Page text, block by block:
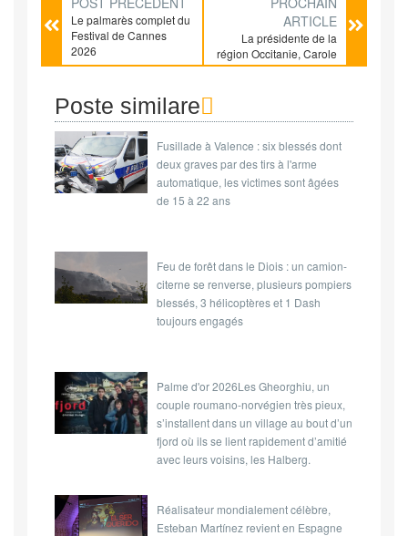
Le palmarès complet du
Festival de Cannes
2026
ARTICLE
La présidente de la
région Occitanie, Carole
Delga, a annoncé
firme britannique
Paragon-ID, qui produira
des puces RFID.
Poste similare
Fusillade à Valence : six blessés dont
deux graves par des tirs à l'arme
automatique, les victimes sont âgées
de 15 à 22 ans
Feu de forêt dans le Diois : un camion-
citerne se renverse, plusieurs pompiers
blessés, 3 hélicoptères et 1 Dash
toujours engagés
Palme d'or 2026Les Gheorghiu, un
couple roumano-norvégien très pieux,
s’installent dans un village au bout d’un
fjord où ils se lient rapidement d’amitié
avec leurs voisins, les Halberg.
Réalisateur mondialement célèbre,
Esteban Martínez revient en Espagne